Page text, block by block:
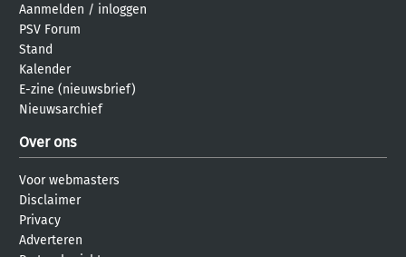
Aanmelden / inloggen
PSV Forum
Stand
Kalender
E-zine (nieuwsbrief)
Nieuwsarchief
Over ons
Voor webmasters
Disclaimer
Privacy
Adverteren